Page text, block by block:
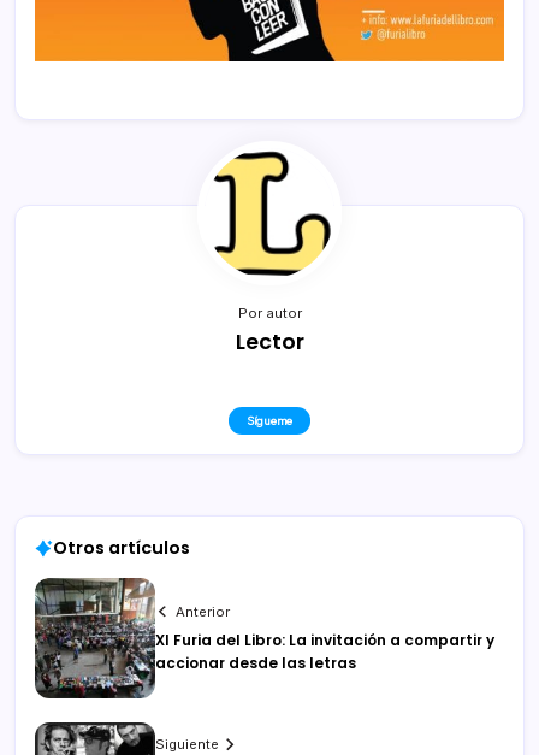
Por autor
Lector
Sígueme
Otros artículos
Anterior
XI Furia del Libro: La invitación a compartir y
accionar desde las letras
Siguiente